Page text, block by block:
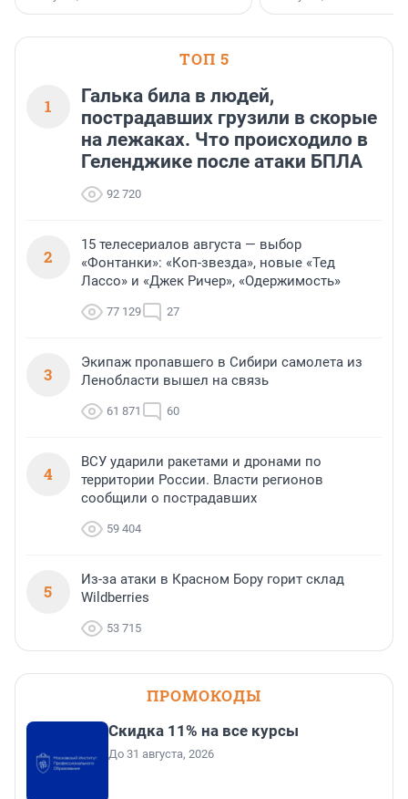
застройщик
ТОП 5
1
Галька била в людей,
пострадавших грузили в скорые
на лежаках. Что происходило в
Геленджике после атаки БПЛА
92 720
2
15 телесериалов августа — выбор
«Фонтанки»: «Коп-звезда», новые «Тед
Лассо» и «Джек Ричер», «Одержимость»
77 129 27
3
Экипаж пропавшего в Сибири самолета из
Ленобласти вышел на связь
61 871 60
4
ВСУ ударили ракетами и дронами по
территории России. Власти регионов
сообщили о пострадавших
59 404
5
Из-за атаки в Красном Бору горит склад
Wildberries
53 715
ПРОМОКОДЫ
Скидка 11% на все курсы
До 31 августа, 2026